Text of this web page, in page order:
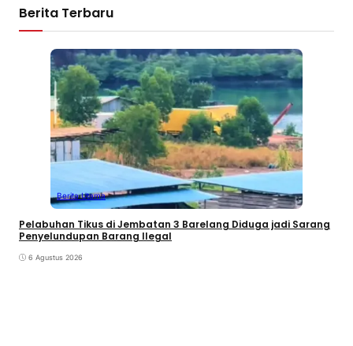
Berita Terbaru
Berita Utama
Pelabuhan Tikus di Jembatan 3 Barelang Diduga jadi Sarang
Penyelundupan Barang Ilegal
6 Agustus 2026